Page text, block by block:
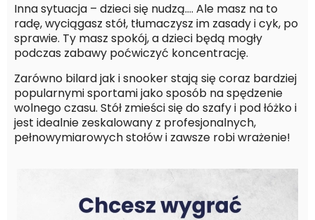
Inna sytuacja – dzieci się nudzą…. Ale masz na to
radę, wyciągasz stół, tłumaczysz im zasady i cyk, po
sprawie. Ty masz spokój, a dzieci będą mogły
podczas zabawy poćwiczyć koncentrację.
Zarówno bilard jak i snooker stają się coraz bardziej
popularnymi sportami jako sposób na spędzenie
wolnego czasu. Stół zmieści się do szafy i pod łóżko i
jest idealnie zeskalowany z profesjonalnych,
pełnowymiarowych stołów i zawsze robi wrażenie!